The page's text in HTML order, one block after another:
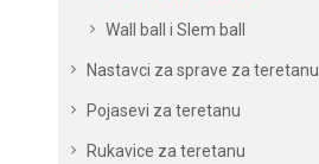
Wall ball i Slem ball
Nastavci za sprave za teretanu
Pojasevi za teretanu
Rukavice za teretanu